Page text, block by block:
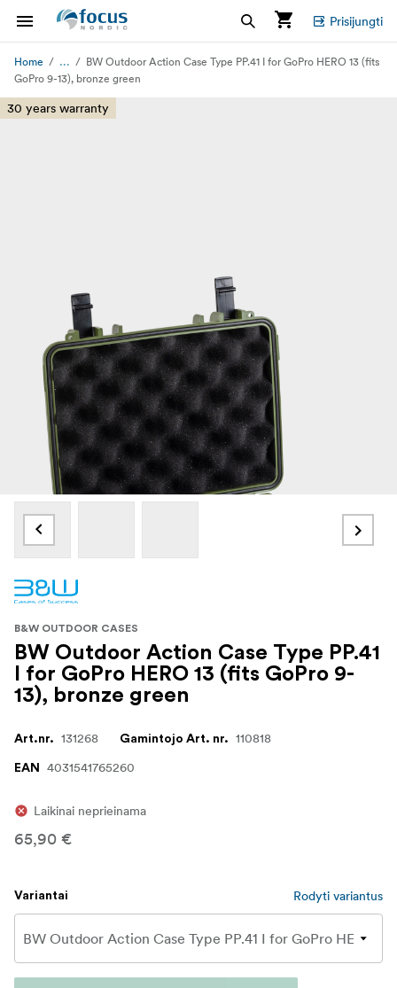
Prisijungti
Home ...
BW Outdoor Action Case Type PP.41 I for GoPro HERO 13 (fits
GoPro 9-13), bronze green
30 years warranty
B&W OUTDOOR CASES
BW Outdoor Action Case Type PP.41
I for GoPro HERO 13 (fits GoPro 9-
13), bronze green
Art.nr. 131268 Gamintojo Art. nr. 110818
EAN 4031541765260
Laikinai neprieinama
65,90 €
Variantai Rodyti variantus